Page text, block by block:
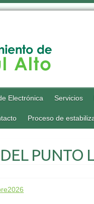
Electrónica Servicios
Proceso de
PUNTO